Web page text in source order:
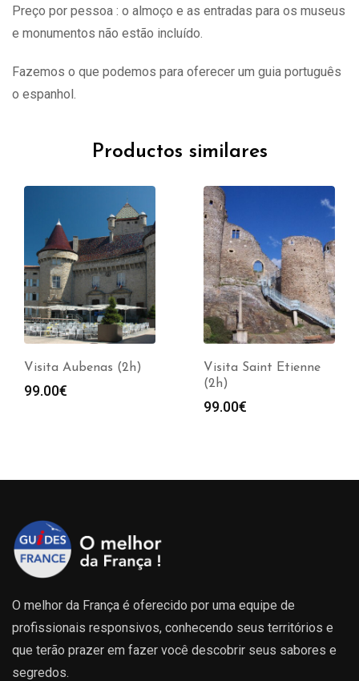
Preço por pessoa : o almoço e as entradas para os museus
e monumentos não estão incluído.
Fazemos o que podemos para oferecer um guia português
o espanhol.
Productos similares
Visita Aubenas (2h)
99.00€
Visita Saint Etienne
(2h)
99.00€
O melhor da França é oferecido por uma equipe de
profissionais responsivos, conhecendo seus territórios e
que terão prazer em fazer você descobrir seus sabores e
segredos.